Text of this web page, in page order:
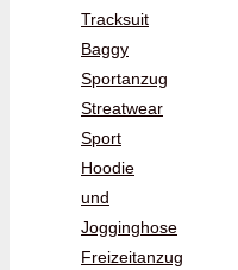
Tracksuit
Baggy
Sportanzug
Streatwear
Sport
Hoodie
und
Jogginghose
Freizeitanzug